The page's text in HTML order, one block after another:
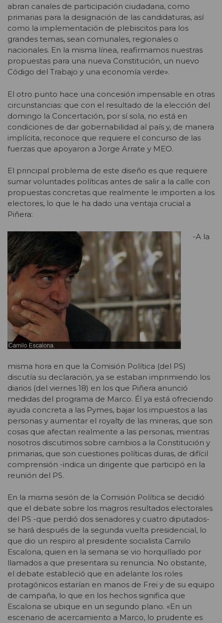
abran canales de participación ciudadana, como
primarias para la designación de las candidaturas, así
como la implementación de plebiscitos para los
grandes temas, sean comunales, regionales o
nacionales. En la misma línea, reafirmamos nuestras
propuestas para una nueva Constitución, un nuevo
Código del Trabajo y una economía verde».
El otro punto hace una concesión impensable en otras
circunstancias: que con el resultado de la elección del
domingo la Concertación, por sí sola, no está en
condiciones de dar gobernabilidad al país y, de manera
implícita, reconoce que requiere el concurso de las
fuerzas que apoyaron a Jorge Arrate y MEO.
El principal problema de este diseño es que requiere
sumar voluntades políticas antes de salir a la calle con
propuestas concretas que realmente le importen a los
electores, lo que le ha dado una ventaja crucial a
Piñera:
-A la
misma hora en que la Comisión Política (del PS)
discutía su declaración, ya se estaban imprimiendo los
diarios (del viernes 18) en los que Piñera anunció
medidas del programa de Marco. Él ya está ofreciendo
ayuda concreta a las Pymes, bajar los impuestos a las
personas y aumentar el royalty de las mineras, que son
cosas que afectan realmente a las personas, mientras
nosotros discutimos sobre cambios a la Constitución y
primarias, que son cuestiones políticas duras, de difícil
comprensión -indica un dirigente que participó en la
reunión del PS.
En la misma sesión de la Comisión Política se decidió
que el debate sobre los magros resultados electorales
del PS -que perdió dos senadores y cuatro diputados-
se hará después de la segunda vuelta presidencial, lo
que dio un respiro al presidente socialista Camilo
Escalona, quien en la semana se vio horquillado por
llamados a que presentara su renuncia. No obstante,
el debate estableció que en adelante los roles
protagónicos estarían en manos de Frei y de su equipo
de campaña, lo que en los hechos significa que
Escalona se ubique en un segundo plano. «En un
escenario de acercamiento a Marco, lo prudente es